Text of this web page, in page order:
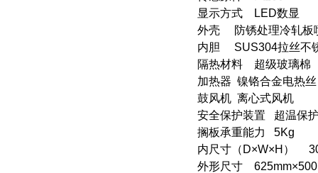
显示方式 LED数显
外壳 防锈处理冷轧
内胆 SUS304拉丝不
隔热材料 超级玻璃棉
加热器 镍铬合金电
鼓风机 离心式风机
安全保护装置 超温保
搁板承重能力 5Kg
内尺寸（D×W×H）
外形尺寸